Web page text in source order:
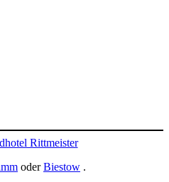
Rittmeister
oderBiestow .